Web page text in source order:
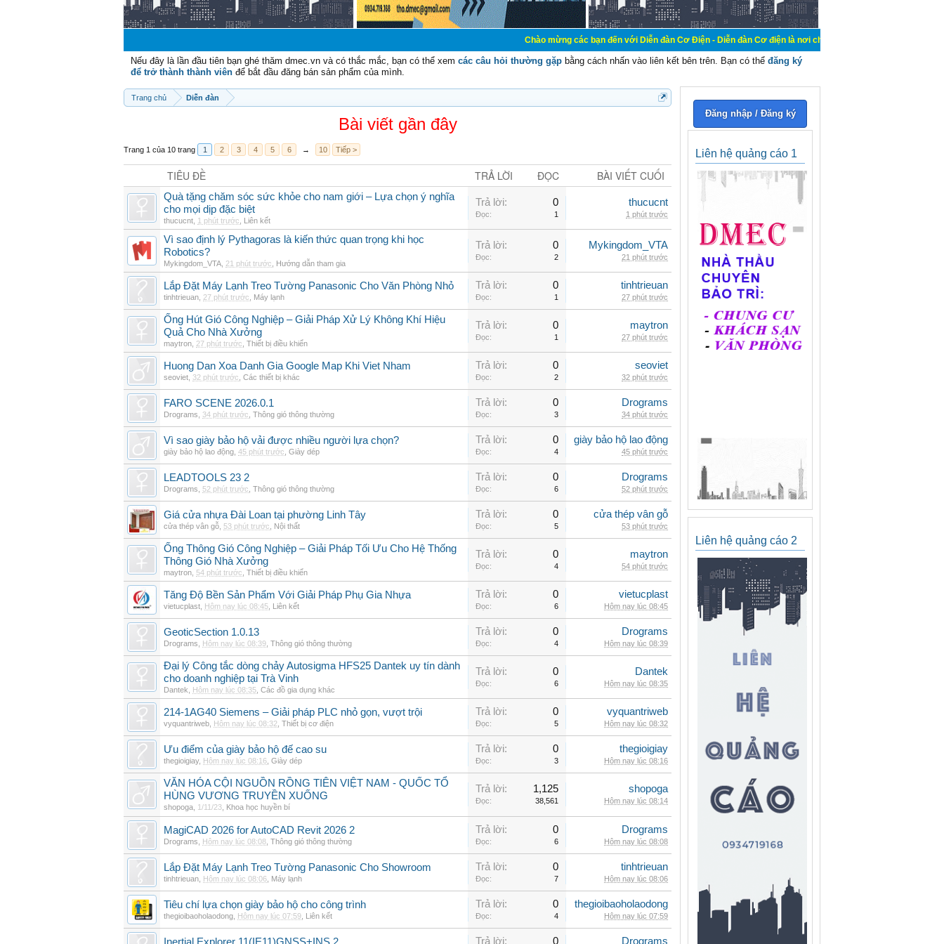
Chào mừng các bạn đến với Diễn đàn Cơ Điện - Diễn đàn Cơ điện là nơi chia sẽ kiến thức kinh nghiệm trong lãnh
Nếu đây là lần đầu tiên bạn ghé thăm dmec.vn và có thắc mắc, bạn có thể xem các câu hỏi thường gặp bằng cách nhấn vào liên kết bên trên. Bạn có thể đăng ký
để trở thành thành viên để bắt đầu đăng bán sản phẩm của mình.
Trang chủ Diễn đàn
Bài viết gần đây
Trang 1 của 10 trang 1 2 3 4 5 6 → 10 Tiếp >
TIÊU ĐỀ TRẢ LỜI ĐỌC BÀI VIẾT CUỐI
Quà tặng chăm sóc sức khỏe cho nam giới – Lựa chọn ý nghĩa
cho mọi dịp đặc biệt
thucucnt 1 phút trước Liên kết
Trả lời: 0
Đọc: 1
thucucnt
1 phút trước
Vì sao định lý Pythagoras là kiến thức quan trọng khi học
Robotics?
Mykingdom_VTA 21 phút trước Hướng dẫn tham gia
Trả lời: 0
Đọc: 2
Mykingdom_VTA
21 phút trước
Lắp Đặt Máy Lạnh Treo Tường Panasonic Cho Văn Phòng Nhỏ
tinhtrieuan 27 phút trước Máy lạnh
Trả lời: 0
Đọc: 1
tinhtrieuan
27 phút trước
Ống Hút Gió Công Nghiệp – Giải Pháp Xử Lý Không Khí Hiệu
Quả Cho Nhà Xưởng
maytron 27 phút trước Thiết bị điều khiển
Trả lời: 0
Đọc: 1
maytron
27 phút trước
Huong Dan Xoa Danh Gia Google Map Khi Viet Nham
seoviet 32 phút trước Các thiết bị khác
Trả lời: 0
Đọc: 2
seoviet
32 phút trước
FARO SCENE 2026.0.1
Drograms 34 phút trước Thông gió thông thường
Trả lời: 0
Đọc: 3
Drograms
34 phút trước
Vì sao giày bảo hộ vải được nhiều người lựa chọn?
giày bảo hộ lao động 45 phút trước Giày dép
Trả lời: 0
Đọc: 4
giày bảo hộ lao động
45 phút trước
LEADTOOLS 23 2
Drograms 52 phút trước Thông gió thông thường
Trả lời: 0
Đọc: 6
Drograms
52 phút trước
Giá cửa nhựa Đài Loan tại phường Linh Tây
cửa thép vân gỗ 53 phút trước Nội thất
Trả lời: 0
Đọc: 5
cửa thép vân gỗ
53 phút trước
Ống Thông Gió Công Nghiệp – Giải Pháp Tối Ưu Cho Hệ Thống
Thông Gió Nhà Xưởng
maytron 54 phút trước Thiết bị điều khiển
Trả lời: 0
Đọc: 4
maytron
54 phút trước
Tăng Độ Bền Sản Phẩm Với Giải Pháp Phụ Gia Nhựa
vietucplast Hôm nay lúc 08:45 Liên kết
Trả lời: 0
Đọc: 6
vietucplast
Hôm nay lúc 08:45
GeoticSection 1.0.13
Drograms Hôm nay lúc 08:39 Thông gió thông thường
Trả lời: 0
Đọc: 4
Drograms
Hôm nay lúc 08:39
Đại lý Công tắc dòng chảy Autosigma HFS25 Dantek uy tín dành
cho doanh nghiệp tại Trà Vinh
Dantek Hôm nay lúc 08:35 Các đồ gia dụng khác
Trả lời: 0
Đọc: 6
Dantek
Hôm nay lúc 08:35
214-1AG40 Siemens – Giải pháp PLC nhỏ gọn, vượt trội
vyquantriweb Hôm nay lúc 08:32 Thiết bị cơ điện
Trả lời: 0
Đọc: 5
vyquantriweb
Hôm nay lúc 08:32
Ưu điểm của giày bảo hộ đế cao su
thegioigiay, Hôm nay lúc 08:16 Giày dép
Trả lời: 0
Đọc: 3
thegioigiay
Hôm nay lúc 08:16
VĂN HÓA CỘI NGUỒN RỒNG TIÊN VIỆT NAM - QUỐC TỔ
HÙNG VƯƠNG TRUYỀN XUỐNG
shopoga 1/11/23 Khoa học huyền bí
Trả lời: 1,125
Đọc: 38,561
shopoga
Hôm nay lúc 08:14
MagiCAD 2026 for AutoCAD Revit 2026 2
Drograms Hôm nay lúc 08:08 Thông gió thông thường
Trả lời: 0
Đọc: 6
Drograms
Hôm nay lúc 08:08
Lắp Đặt Máy Lạnh Treo Tường Panasonic Cho Showroom
tinhtrieuan Hôm nay lúc 08:06 Máy lạnh
Trả lời: 0
Đọc: 7
tinhtrieuan
Hôm nay lúc 08:06
Tiêu chí lựa chọn giày bảo hộ cho công trình
thegioibaoholaodong Hôm nay lúc 07:59 Liên kết
Trả lời: 0
Đọc: 4
thegioibaoholaodong
Hôm nay lúc 07:59
Trả lời: 0 Drograms
Đăng nhập / Đăng ký
Liên hệ quảng cáo 1
Liên hệ quảng cáo 2